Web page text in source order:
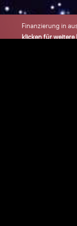
Finanzierung in
klicken für